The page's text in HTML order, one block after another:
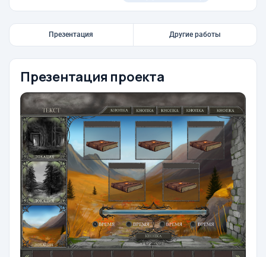
Презентация Другие работы
Презентация проекта